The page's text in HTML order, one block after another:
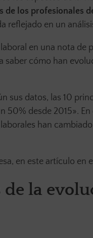
de los profesionales
reflejado en un
en una nota de
saber cómo han
sus datos, las 10
50% desde 2015».
han
en este artículo en
de la